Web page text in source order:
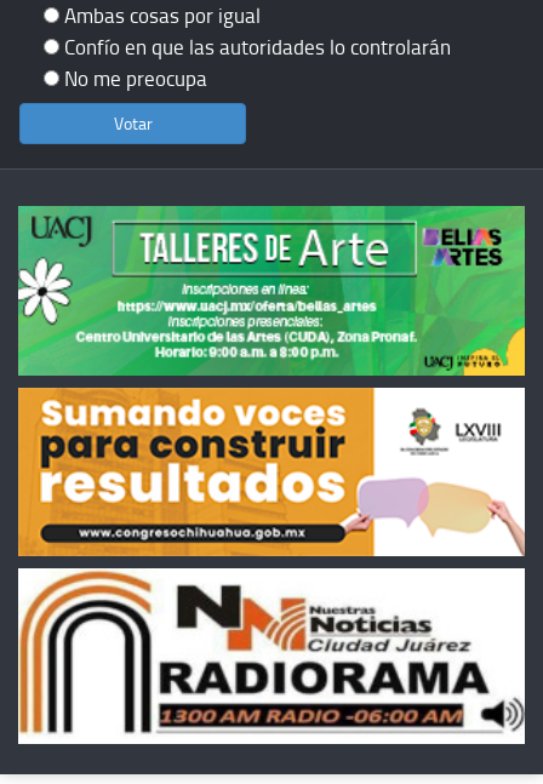
Ambas cosas por igual
Confío en que las autoridades lo controlarán
No me preocupa